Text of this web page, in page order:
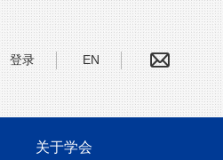
登录 EN
关于学会